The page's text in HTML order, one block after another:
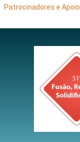
Patrocinadores e Apoio